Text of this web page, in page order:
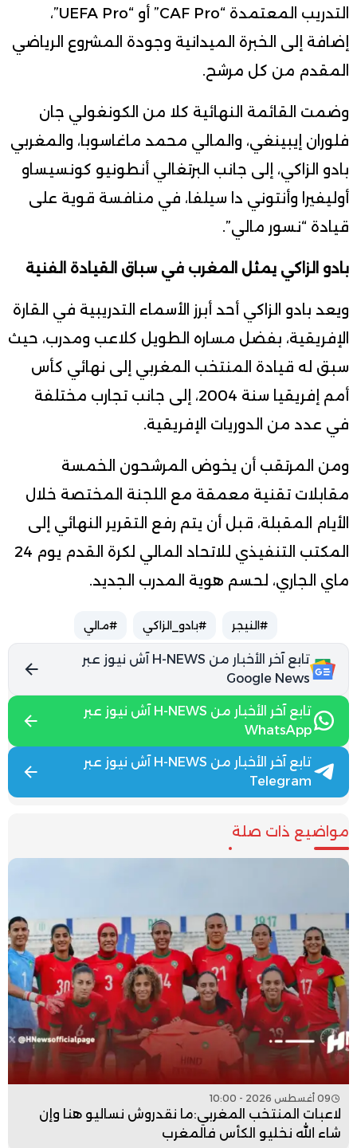
التدريب المعتمدة “CAF Pro” أو “UEFA Pro”،
إضافة إلى الخبرة الميدانية وجودة المشروع الرياضي
المقدم من كل مرشح.
وضمت القائمة النهائية كلا من الكونغولي جان
فلوران إيبينغي، والمالي محمد ماغاسوبا، والمغربي
بادو الزاكي، إلى جانب البرتغالي أنطونيو كونسيساو
أوليفيرا وأنتوني دا سيلفا، في منافسة قوية على
قيادة “نسور مالي”.
بادو الزاكي يمثل المغرب في سباق القيادة الفنية
ويعد بادو الزاكي أحد أبرز الأسماء التدريبية في القارة
الإفريقية، بفضل مساره الطويل كلاعب ومدرب، حيث
سبق له قيادة المنتخب المغربي إلى نهائي كأس
أمم إفريقيا سنة 2004، إلى جانب تجارب مختلفة
في عدد من الدوريات الإفريقية.
ومن المرتقب أن يخوض المرشحون الخمسة
مقابلات تقنية معمقة مع اللجنة المختصة خلال
الأيام المقبلة، قبل أن يتم رفع التقرير النهائي إلى
المكتب التنفيذي للاتحاد المالي لكرة القدم يوم 24
ماي الجاري، لحسم هوية المدرب الجديد.
#النيجر #بادو_الزاكي #مالي
تابع آخر الأخبار من H-NEWS آش نيوز عبر
Google News
تابع آخر الأخبار من H-NEWS آش نيوز عبر
WhatsApp
تابع آخر الأخبار من H-NEWS آش نيوز عبر
Telegram
مواضيع ذات صلة
09 أغسطس 2026 - 10:00
لاعبات المنتخب المغربي:ما نقدروش نساليو هنا وإن
شاء الله نخليو الكأس فالمغرب